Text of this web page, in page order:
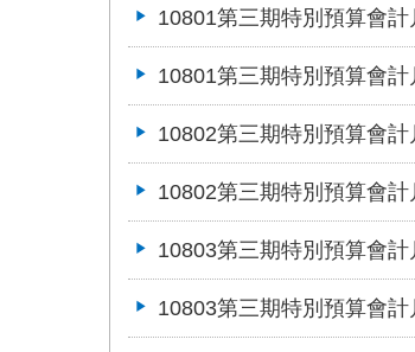
10801第三期特別預算會計
10801第三期特別預算會計
10802第三期特別預算會計
10802第三期特別預算會計
10803第三期特別預算會計
10803第三期特別預算會計